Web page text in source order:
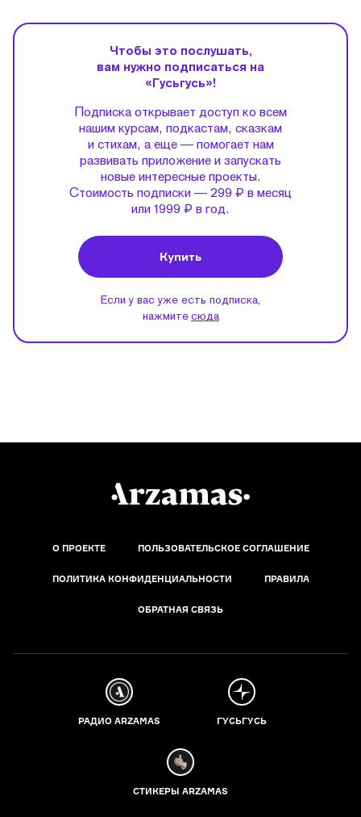
Чтобы это послушать,
вам нужно подписаться на
«Гусьгусь»!
Подписка открывает доступ ко всем
нашим курсам, подкастам, сказкам
и стихам, а еще — помогает нам
развивать приложение и запускать
новые интересные проекты.
Стоимость подписки — 299 ₽ в месяц
или 1999 ₽ в год.
Купить
Если у вас уже есть подписка,
нажмите сюда
О ПРОЕКТЕ ПОЛЬЗОВАТЕЛЬСКОЕ СОГЛАШЕНИЕ
ПОЛИТИКА КОНФИДЕНЦИАЛЬНОСТИ ПРАВИЛА
ОБРАТНАЯ СВЯЗЬ
РАДИО ARZAMAS ГУСЬГУСЬ
СТИКЕРЫ ARZAMAS